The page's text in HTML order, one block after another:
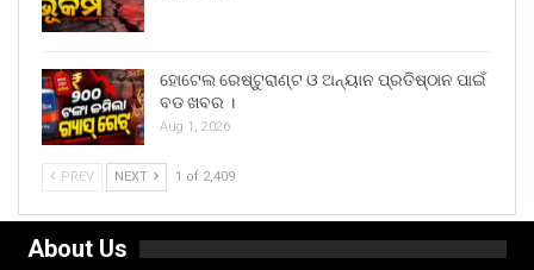
ହୋଟେଲ ରେଷ୍ଟୁରାଣ୍ଟ ଓ ଅନ୍ୟାନ ପ୍ରତିଷ୍ଠାନ ପାଇଁ
ବଡ ଖବର ।
Aug 1, 2026
PREV NEXT 1 of 2,409
About Us